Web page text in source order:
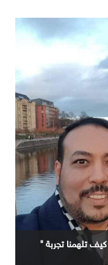
تلهمنا تجربة "